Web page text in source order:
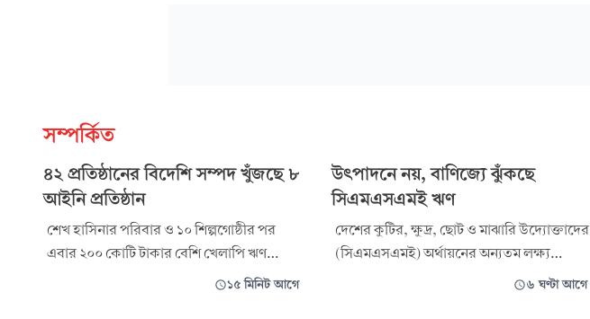
সম্পর্কিত
৪২ প্রতিষ্ঠানের বিদেশি সম্পদ খুঁজছে ৮
আইনি প্রতিষ্ঠান
শেখ হাসিনার পরিবার ও ১০ শিল্পগোষ্ঠীর পর
এবার ২০০ কোটি টাকার বেশি খেলাপি ঋণ
রয়েছে—এমন ৪২টি প্রতিষ্ঠানকে লক্ষ্য করে
১৫ মিনিট আগে
উৎপাদনে নয়, বাণিজ্যে ঝুঁকছে
সিএমএসএমই ঋণ
দেশের কুটির, ক্ষুদ্র, ছোট ও মাঝারি উদ্যোক্তাদের
(সিএমএসএমই) অর্থায়নের অন্যতম লক্ষ্য
উৎপাদন সক্ষমতা বাড়ানো, কিন্তু সে লক্ষ্য থেকে
৬ ঘণ্টা আগে